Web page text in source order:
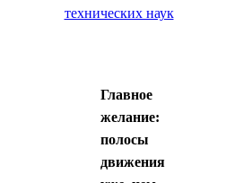
технических наук
Главное
желание:
полосы
движения